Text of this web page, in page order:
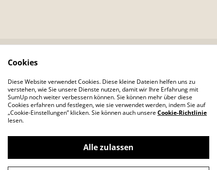
Kontaktieren Sie uns
Datenschutzbestimm
ungen von SumUp
Cookie-Richtlinie
©2026Colour Your Day
Cookies
Diese Website verwendet Cookies. Diese kleine Dateien helfen uns zu
verstehen, wie Sie unsere Dienste nutzen, damit wir Ihre Erfahrung mit
SumUp noch weiter verbessern können. Sie können mehr über diese
Cookies erfahren und festlegen, wie sie verwendet werden, indem Sie auf
„Cookie-Einstellungen” klicken. Sie können auch unsereCookie-Richtlinie
lesen.
Alle zulassen